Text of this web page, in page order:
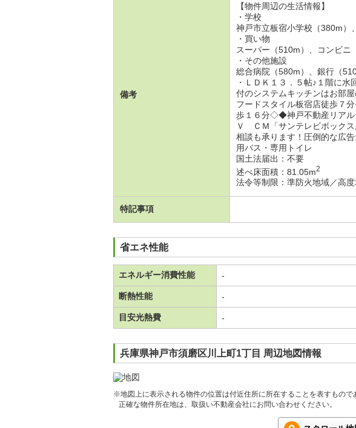
備考
【物件周辺の生活情報】
・学校
神戸市立板宿小学校（380m）
・買い物
スーパー（510m）、コンビニ
・その他施設
総合病院（580m）、銀行（
・ＬＤＫ１３．５帖♪１階に
付のシステムキッチンはお部
フードスタイル板宿店徒歩７
歩１６分◇◆神戸不動産リアル
Ｖ ＣＭ「サンテレビボック
相談も承ります！圧倒的な広
用バス・専用トイレ
国土法届出：不要
述べ床面積：81.05m2
法令等制限：準防火地域／高
特記事項
省エネ性能
エネルギー消費性能 -
断熱性能 -
目安光熱費 -
兵庫県神戸市須磨区川上町1丁目 周辺地図情報
※地図上に表示される物件の位置は付近住所に所在することを表すもので
正確な物件所在地は、取扱い不動産会社にお問い合わせください。